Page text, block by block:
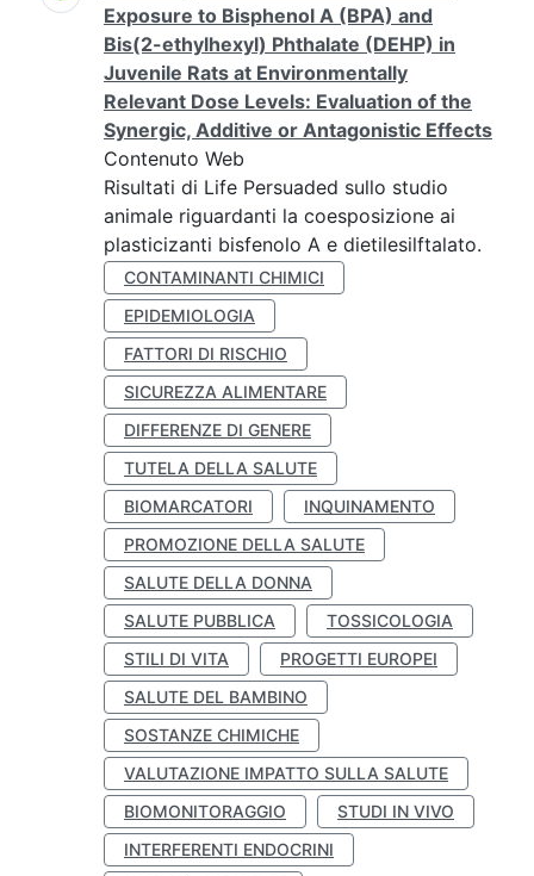
Exposure to Bisphenol A (BPA) and
Bis(2-ethylhexyl) Phthalate (DEHP) in
Juvenile Rats at Environmentally
Relevant Dose Levels: Evaluation of the
Synergic, Additive or Antagonistic Effects
Contenuto Web
Risultati di Life Persuaded sullo studio
animale riguardanti la coesposizione ai
plasticizanti bisfenolo A e dietilesilftalato.
CONTAMINANTI CHIMICI
EPIDEMIOLOGIA
FATTORI DI RISCHIO
SICUREZZA ALIMENTARE
DIFFERENZE DI GENERE
TUTELA DELLA SALUTE
BIOMARCATORI
INQUINAMENTO
PROMOZIONE DELLA SALUTE
SALUTE DELLA DONNA
SALUTE PUBBLICA
TOSSICOLOGIA
STILI DI VITA
PROGETTI EUROPEI
SALUTE DEL BAMBINO
SOSTANZE CHIMICHE
VALUTAZIONE IMPATTO SULLA SALUTE
BIOMONITORAGGIO
STUDI IN VIVO
INTERFERENTI ENDOCRINI